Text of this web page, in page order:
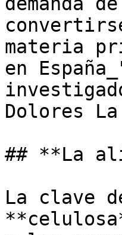
materia
en
Dolores
## **La
La clave